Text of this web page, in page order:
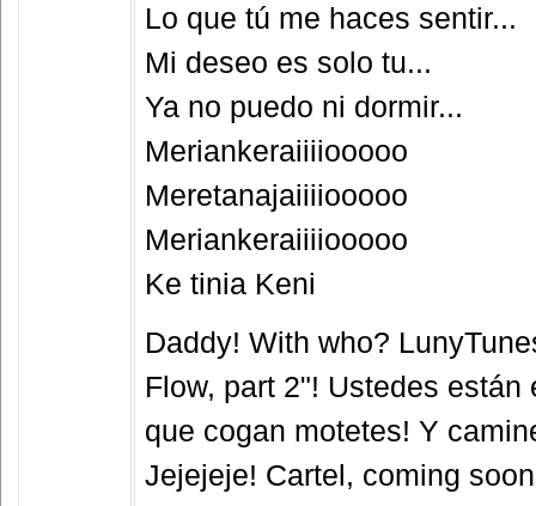
Lo que tú me haces sentir...
Mi deseo es solo tu...
Ya no puedo ni dormir...
Meriankeraiiiiooooo
Meretanajaiiiiooooo
Meriankeraiiiiooooo
Ke tinia Keni
Daddy! With who?
Flow, part 2"! Ustedes
que cogan motetes! Y
Jejejeje! Cartel, coming